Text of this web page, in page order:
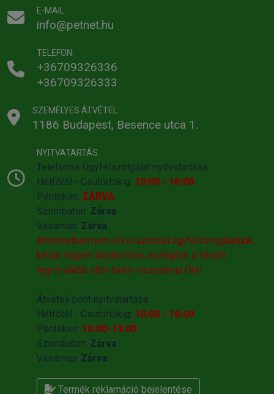
E-MAIL:
info@petnet.hu
TELEFON:
+36709326336
+36709326333
SZEMÉLYES ÁTVÉTEL:
1186 Budapest, Besence utca 1.
NYITVATARTÁS:
Telefonos Ügyfélszolgálat nyitvatartása:
Hétfőtől - Csütörtökig: 10:00 - 16:00
Pénteken: ZÁRVA
Szombaton: Zárva
Vasárnap: Zárva
Amennyiben nem éri el azonnal ügyfélszolgálatunk,
kérjük legyen türelemmel, kollégánk a lehető
legrövidebb időn belül visszahivja Önt!
Átvételi pont nyitvatartása:
Hétfőtől - Csütörtökig: 10:00 - 16:00
Pénteken: 10:00-14:00
Szombaton: Zárva
Vasárnap: Zárva
Termék reklamáció bejelentése